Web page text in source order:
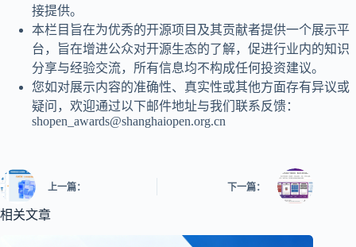
接提供。
本栏目旨在为优秀的开源项目及其贡献者提供一个展示平
台，旨在增进公众对开源生态的了解，促进行业内的知识
分享与经验交流，所有信息均不构成任何投资建议。
您如对展示内容的准确性、真实性或其他方面存有异议或
疑问，欢迎通过以下邮件地址与我们联系反馈：
shopen_awards@shanghaiopen.org.cn
上一篇： 下一篇：
相关文章